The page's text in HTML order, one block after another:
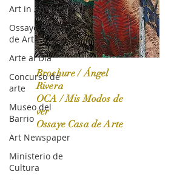
Art in America
Ossaye Casa
de Arte
Arte al Día
Concurso de
arte
Museo del
Barrio
Art Newspaper
Ministerio de
Cultura
OCA|News 31 / Marzo-Abril / 2024
Brochure / Ángel
Rivera
OCA / Mis Modos de
ver
Ossaye Casa de Arte